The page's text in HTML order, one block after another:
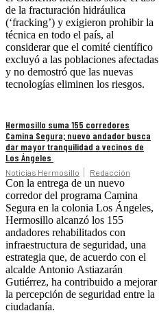
de la fracturación hidráulica
(‘fracking’) y exigieron prohibir la
técnica en todo el país, al
considerar que el comité científico
excluyó a las poblaciones afectadas
y no demostró que las nuevas
tecnologías eliminen los riesgos.
Hermosillo suma 155 corredores
Camina Segura; nuevo andador busca
dar mayor tranquilidad a vecinos de
Los Ángeles
Noticias Hermosillo Redacción
Con la entrega de un nuevo
corredor del programa Camina
Segura en la colonia Los Ángeles,
Hermosillo alcanzó los 155
andadores rehabilitados con
infraestructura de seguridad, una
estrategia que, de acuerdo con el
alcalde Antonio Astiazarán
Gutiérrez, ha contribuido a mejorar
la percepción de seguridad entre la
ciudadanía.